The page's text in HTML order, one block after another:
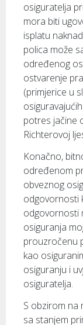
osiguratelja
mora biti
isplatu
polica može
određenog
ostvarenje
(primjerice u
potres jačine
Richterovoj
Konačno,
određenom
obveznog
odgovornosti
odgovornosti
osiguranja
prouzročenu
kao
osiguranju i
osiguratelja.
S obzirom na
sa stanjem